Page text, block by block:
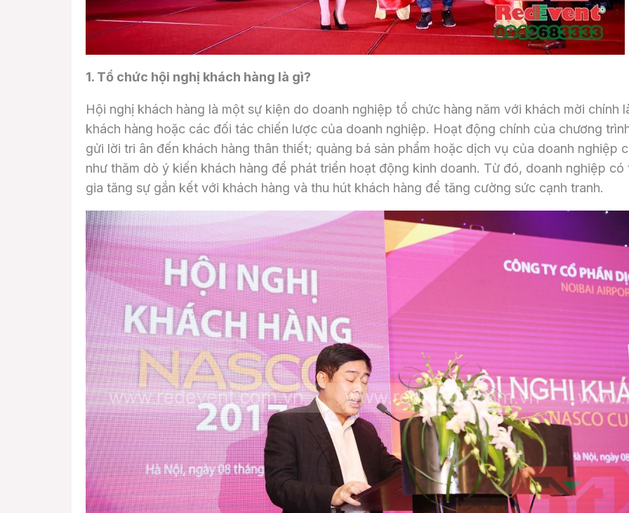
1. Tổ chức hội nghị khách hàng là gì?
Hội nghị khách hàng là một sự kiện do doanh nghiệp tổ chức hàng năm với khách mời chính
khách hàng hoặc các đối tác chiến lược của doanh nghiệp. Hoạt động chính của chương
gửi lời tri ân đến khách hàng thân thiết; quảng bá sản phẩm hoặc dịch vụ của doanh nghiệp
như thăm dò ý kiến khách hàng để phát triển hoạt động kinh doanh. Từ đó, doanh nghiệp có
gia tăng sự gắn kết với khách hàng và thu hút khách hàng để tăng cường sức cạnh tranh.